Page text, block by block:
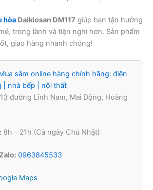
hòa Daikiosan DM117 giúp bạn tận hưởng
trong lành và tiện nghi hơn. Sản phẩm
giao hàng nhanh chóng!
sắm online hàng chính hãng: điện
| nhà bếp | nội thất
đường Lĩnh Nam, Mai Động, Hoàng
8h - 21h (Cả ngày Chủ Nhật)
0963845533
Maps